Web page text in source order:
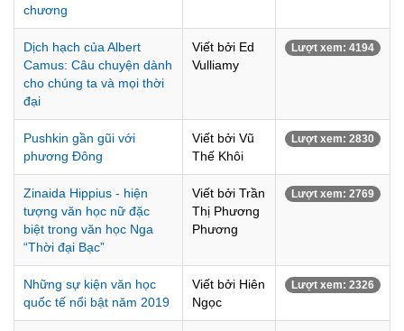
chương
Dịch hạch của Albert
Camus: Câu chuyện dành
cho chúng ta và mọi thời
đại
Viết bởi Ed
Vulliamy
Lượt xem: 4194
Pushkin gần gũi với
phương Đông
Viết bởi Vũ
Thế Khôi
Lượt xem: 2830
Zinaida Hippius - hiện
tượng văn học nữ đặc
biệt trong văn học Nga
“Thời đại Bạc”
Viết bởi Trần
Thị Phương
Phương
Lượt xem: 2769
Những sự kiện văn học
quốc tế nổi bật năm 2019
Viết bởi Hiên
Ngọc
Lượt xem: 2326